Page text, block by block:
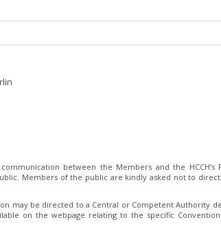
between the Members and the
Members of the public are kindly asked not to
may be directed to a Central or Competent Authority
on the webpage relating to the specific